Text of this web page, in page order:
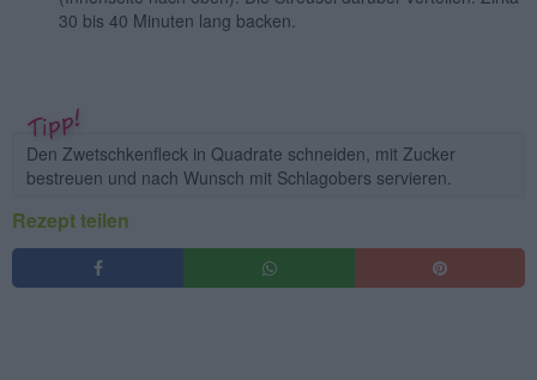
30 bis 40 Minuten lang backen.
Den Zwetschkenfleck in Quadrate schneiden, mit Zucker
bestreuen und nach Wunsch mit Schlagobers servieren.
Rezept teilen